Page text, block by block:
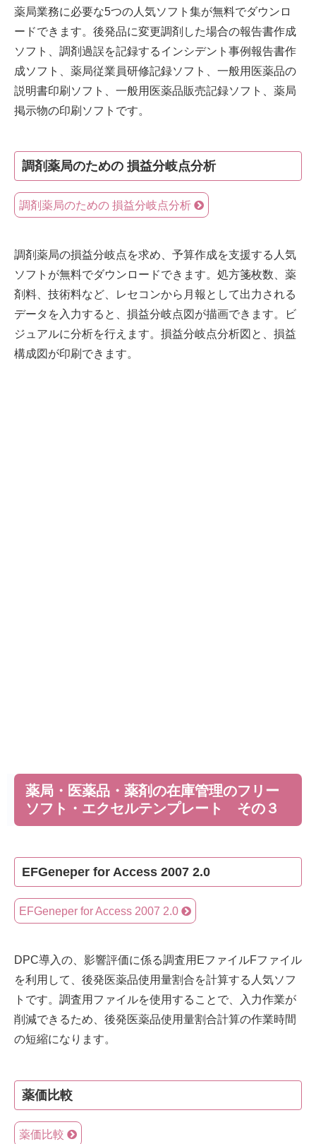
薬局業務に必要な5つの人気ソフト集が無料でダウンロ
ードできます。後発品に変更調剤した場合の報告書作成
ソフト、調剤過誤を記録するインシデント事例報告書作
成ソフト、薬局従業員研修記録ソフト、一般用医薬品の
説明書印刷ソフト、一般用医薬品販売記録ソフト、薬局
掲示物の印刷ソフトです。
調剤薬局のための 損益分岐点分析
調剤薬局のための 損益分岐点分析
調剤薬局の損益分岐点を求め、予算作成を支援する人気
ソフトが無料でダウンロードできます。処方箋枚数、薬
剤料、技術料など、レセコンから月報として出力される
データを入力すると、損益分岐点図が描画できます。ビ
ジュアルに分析を行えます。損益分岐点分析図と、損益
構成図が印刷できます。
薬局・医薬品・薬剤の在庫管理のフリー
ソフト・エクセルテンプレート その３
EFGeneper for Access 2007 2.0
EFGeneper for Access 2007 2.0
DPC導入の、影響評価に係る調査用EファイルFファイル
を利用して、後発医薬品使用量割合を計算する人気ソフ
トです。調査用ファイルを使用することで、入力作業が
削減できるため、後発医薬品使用量割合計算の作業時間
の短縮になります。
薬価比較
薬価比較